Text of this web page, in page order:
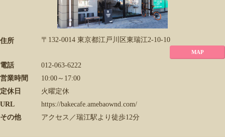
住所 〒132-0014 東京都江戸川区東瑞江2-10-10
MAP
電話
012-063-6222
営業時間
10:00～17:00
定休日
火曜定休
URL
https://bakecafe.amebaownd.com/
その他
アクセス／瑞江駅より徒歩12分